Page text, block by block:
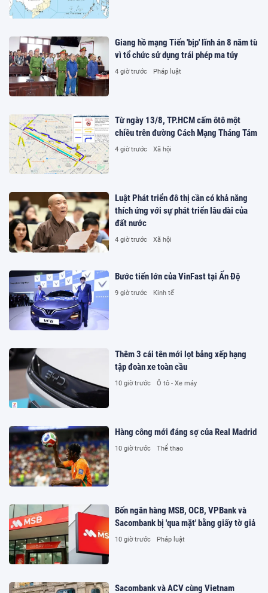
Giang hồ mạng Tiến 'bịp' lĩnh án 8 năm tù
vì tổ chức sử dụng trái phép ma túy
4 giờ trước Pháp luật
Từ ngày 13/8, TP.HCM cấm ôtô một
chiều trên đường Cách Mạng Tháng Tám
4 giờ trước Xã hội
Luật Phát triển đô thị cần có khả năng
thích ứng với sự phát triển lâu dài của
đất nước
4 giờ trước Xã hội
Bước tiến lớn của VinFast tại Ấn Độ
9 giờ trước Kinh tế
Thêm 3 cái tên mới lọt bảng xếp hạng
tập đoàn xe toàn cầu
10 giờ trước Ô tô - Xe máy
Hàng công mới đáng sợ của Real Madrid
10 giờ trước Thể thao
Bốn ngân hàng MSB, OCB, VPBank và
Sacombank bị 'qua mặt' bằng giấy tờ giả
10 giờ trước Pháp luật
Sacombank và ACV cùng Vietnam